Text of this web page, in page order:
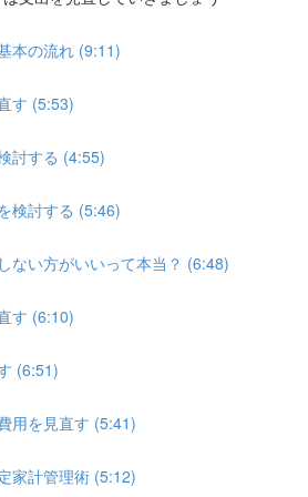
本の流れ (9:11)
す (5:53)
討する (4:55)
検討する (5:46)
ない方がいいって本当？ (6:48)
す (6:10)
(6:51)
用を見直す (5:41)
家計管理術 (5:12)